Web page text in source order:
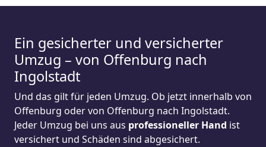
Ein gesicherter und versicherter
Umzug – von Offenburg nach
Ingolstadt
Und das gilt für jeden Umzug. Ob jetzt innerhalb von
Offenburg oder von Offenburg nach Ingolstadt.
Jeder Umzug bei uns aus professioneller Hand ist
versichert und Schäden sind abgesichert.